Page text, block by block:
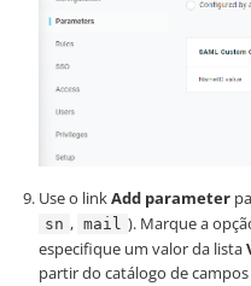
Use o linkAdd parameter
sn , mail ). Marque a
especifique um valor da lista
partir do catálogo de